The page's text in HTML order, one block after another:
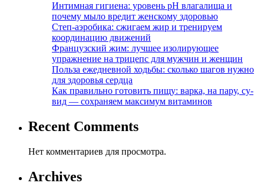
Интимная гигиена: уровень pH влагалища и
почему мыло вредит женскому здоровью
Степ-аэробика: сжигаем жир и тренируем
координацию движений
Французский жим: лучшее изолирующее
упражнение на трицепс для мужчин и женщин
Польза ежедневной ходьбы: сколько шагов нужно
для здоровья сердца
Как правильно готовить пищу: варка, на пару, су-
вид — сохраняем максимум витаминов
Recent Comments
Нет комментариев для просмотра.
Archives